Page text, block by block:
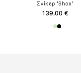
Σνίκερ 'Shox'
139,00 €